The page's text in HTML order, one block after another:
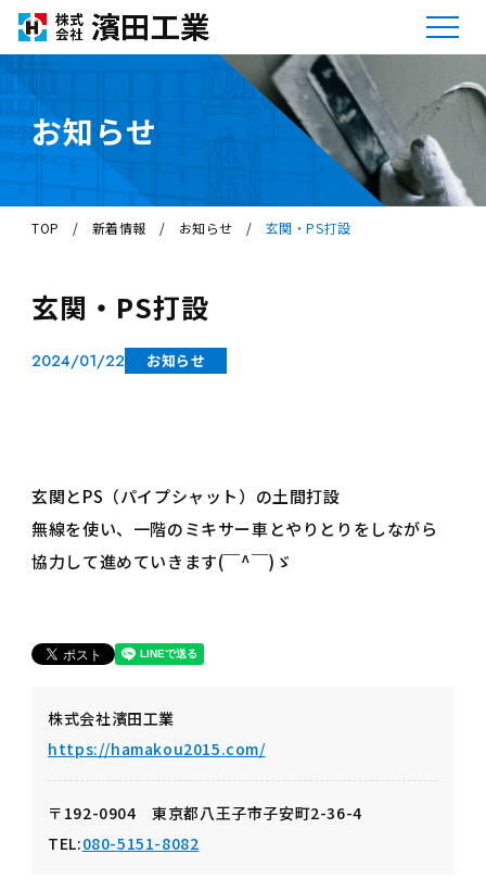
お知らせ
TOP / 新着情報 / お知らせ / 玄関・PS打設
玄関・PS打設
2024/01/22 お知らせ
玄関とPS（パイプシャット）の土間打設
無線を使い、一階のミキサー車とやりとりをしながら
協力して進めていきます(￣^￣)ゞ
株式会社濱田工業
https://hamakou2015.com/
〒192-0904 東京都八王子市子安町2-36-4
TEL:080-5151-8082